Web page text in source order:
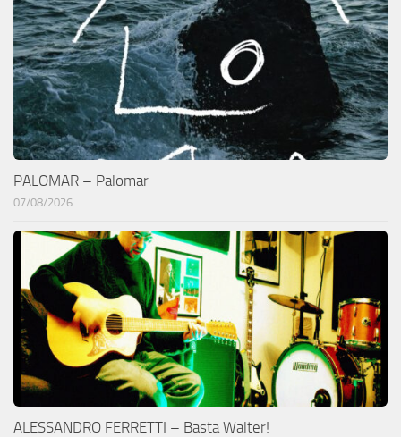
PALOMAR – Palomar
07/08/2026
ALESSANDRO FERRETTI – Basta Walter!